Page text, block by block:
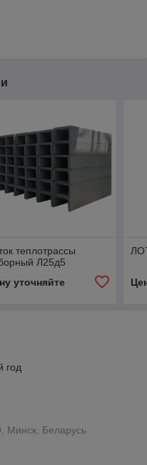
теплотрассы
Л25д5
уточняйте
год
Минск, Беларусь